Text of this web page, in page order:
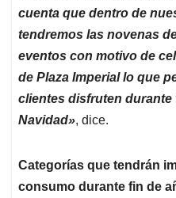
cuenta que dentro de
tendremos las novenas
eventos con motivo de
de Plaza Imperial lo que
clientes disfruten durante
Navidad», dice.
Categorías que tendrán
consumo durante fin de